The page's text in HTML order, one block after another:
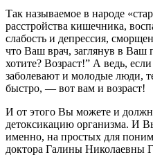
Так называемое в народе
расстройства кишечника,
слабость и депрессия,
что Ваш врач, заглянув в
хотите? Возраст!” А ведь,
заболевают и молодые люди,
быстро, — вот вам и возраст!
И от этого Вы можете и
детоксикацию организма. И
именно, на простых для
доктора Галины Николаевны